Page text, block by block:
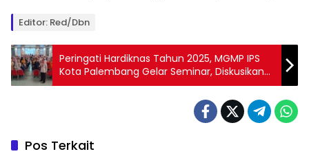
Editor: Red/dbn
Peringati Hardiknas Tahun 2025, MGMP IPS
Kota Palembang Gelar Seminar, Diskusikan
Pembelajaran Mendalam dan Pendidikan
Pos Terkait